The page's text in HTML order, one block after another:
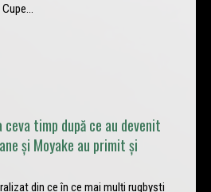
ceva timp după ce au devenit
și Moyake au primit și
din ce în ce mai mulți rugbyști